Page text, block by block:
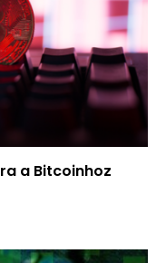
a Bitcoinhoz